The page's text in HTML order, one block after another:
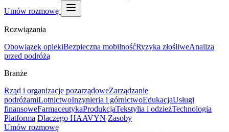
Umów rozmowę
Rozwiązania
Obowiązek opiekiBezpieczna mobilnośćRyzyka złośliweAnaliza
przed podróżą
Branże
Rząd i organizacje pozarządoweZarządzanie
podróżamiLotnictwoInżynieria i górnictwoEdukacjaUsługi
finansoweFarmaceutykaProdukcjaTekstylia i odzieżTechnologia
Platforma Dlaczego HAAVYN Zasoby
Umów rozmowę